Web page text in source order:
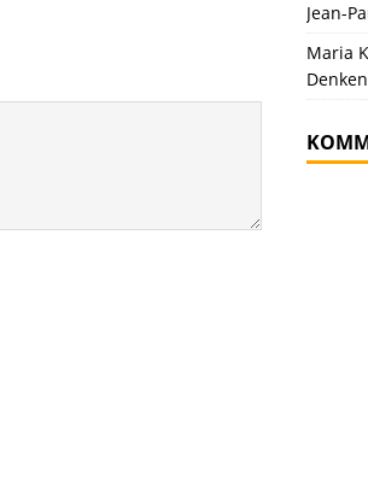
Jean-
Maria